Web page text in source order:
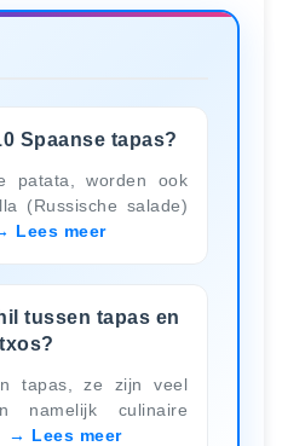
Spaanse tapas?
patata, worden ook
(Russische salade)
Lees meer
tussen tapas en
tapas, ze zijn veel
namelijk culinaire
Lees meer